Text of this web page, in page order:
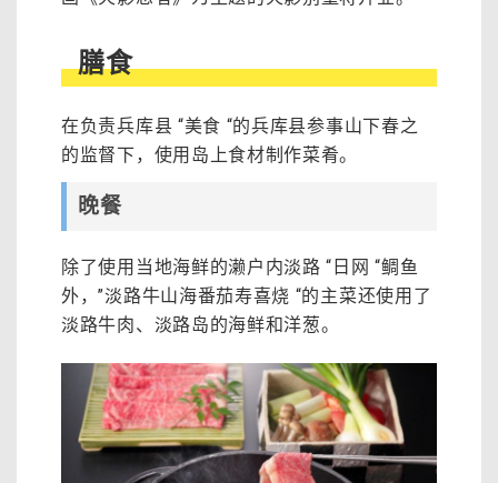
膳食
在负责兵库县 “美食 “的兵库县参事山下春之
的监督下，使用岛上食材制作菜肴。
晚餐
除了使用当地海鲜的濑户内淡路 “日网 “鲷鱼
外，”淡路牛山海番茄寿喜烧 “的主菜还使用了
淡路牛肉、淡路岛的海鲜和洋葱。